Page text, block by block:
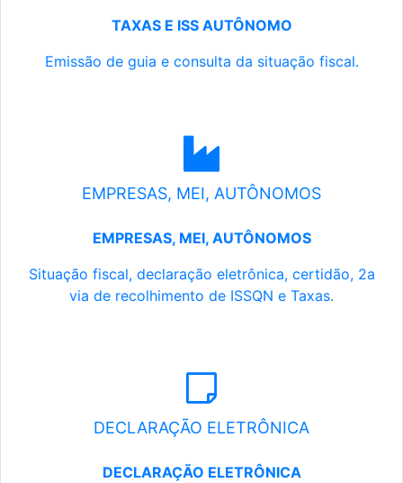
TAXAS E ISS AUTÔNOMO
Emissão de guia e consulta da situação fiscal.
EMPRESAS, MEI, AUTÔNOMOS
EMPRESAS, MEI, AUTÔNOMOS
Situação fiscal, declaração eletrônica, certidão, 2a
via de recolhimento de ISSQN e Taxas.
DECLARAÇÃO ELETRÔNICA
DECLARAÇÃO ELETRÔNICA